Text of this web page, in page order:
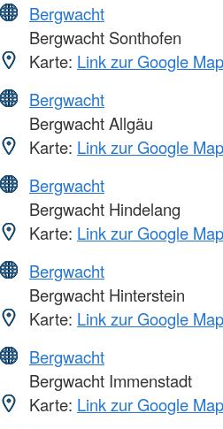
Bergwacht
Bergwacht Sonthofen
Karte: Link zur Google
Bergwacht
Bergwacht Allgäu
Karte: Link zur Google
Bergwacht
Bergwacht Hindelang
Karte: Link zur Google
Bergwacht
Bergwacht Hinterstein
Karte: Link zur Google
Bergwacht
Bergwacht Immenstadt
Karte: Link zur Google